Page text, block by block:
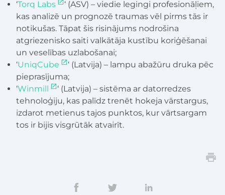
‘Torq Labs
‘ (ASV) – viedie legingi profesionāļiem,
kas analizē un prognozē traumas vēl pirms tās ir
notikušas. Tāpat šis risinājums nodrošina
atgriezenisko saiti valkātāja kustību koriģēšanai
un veselības uzlabošanai;
‘UniqCube
‘ (Latvija) – lampu abažūru druka pēc
pieprasījuma;
‘Winmill
‘ (Latvija) – sistēma ar datorredzes
tehnoloģiju, kas palīdz trenēt hokeja vārstargus,
izdarot metienus tajos punktos, kur vārtsargam
tos ir bijis visgrūtāk atvairīt.